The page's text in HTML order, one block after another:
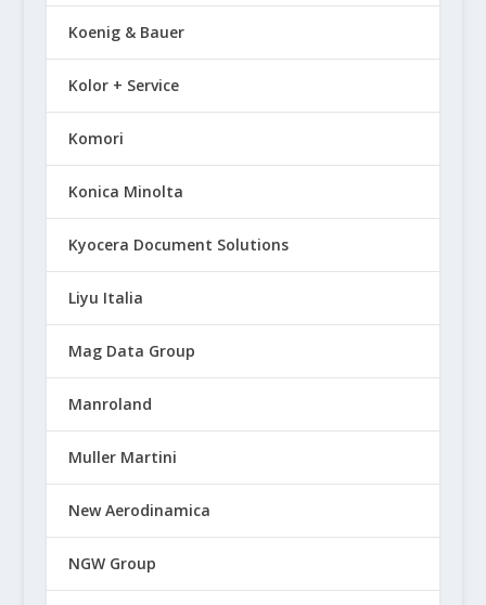
Koenig & Bauer
Kolor + Service
Komori
Konica Minolta
Kyocera Document Solutions
Liyu Italia
Mag Data Group
Manroland
Muller Martini
New Aerodinamica
NGW Group